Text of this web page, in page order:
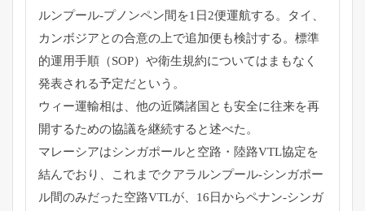
ルンプール-プノンペン間を1日2便運航する。タイ、
カンボジアとの合意の上で追加便も検討する。標準
的運用手順（SOP）や衛生規約についてはまもなく
発表される予定だという。
ウィー運輸相は、 他の近隣諸国とも安全に往来を再
開するための協議を継続すると述べた。
マレーシアはシンガポールと空路・陸路VTL協定を
結んでおり、
これまでクアラルンプール-シンガポー
ル間のみだった空路VTLが、16日からペナン-シンガ